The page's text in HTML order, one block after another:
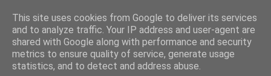
Está de pinga
10/11/12
This site uses cookies from Google to deliver its services
and to analyze traffic. Your IP address and user-agent are
shared with Google along with performance and security
metrics to ensure quality of service, generate usage
statistics, and to detect and address abuse.